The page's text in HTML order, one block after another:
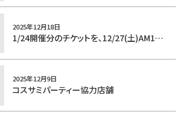
2025年12月18日
1/24開催分のチケットを、12/27(土)AM10:00〜発売開始します
2025年12月9日
コスサミパーティー協力店舗